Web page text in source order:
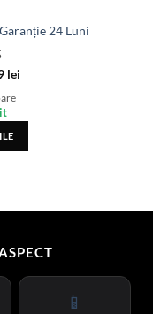
24 Luni
lei
📱